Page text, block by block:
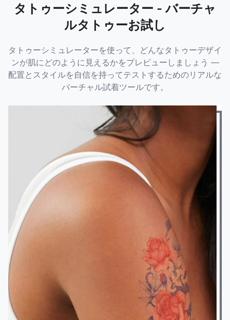
タトゥーシミュレーター - バーチャ
ルタトゥーお試し
タトゥーシミュレーターを使って、どんなタトゥーデザイ
ンが肌にどのように見えるかをプレビューしましょう —
配置とスタイルを自信を持ってテストするためのリアルな
バーチャル試着ツールです。